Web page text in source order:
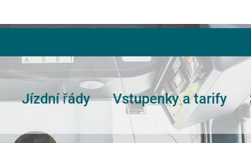
Jízdní řády Vstupenky a tarify